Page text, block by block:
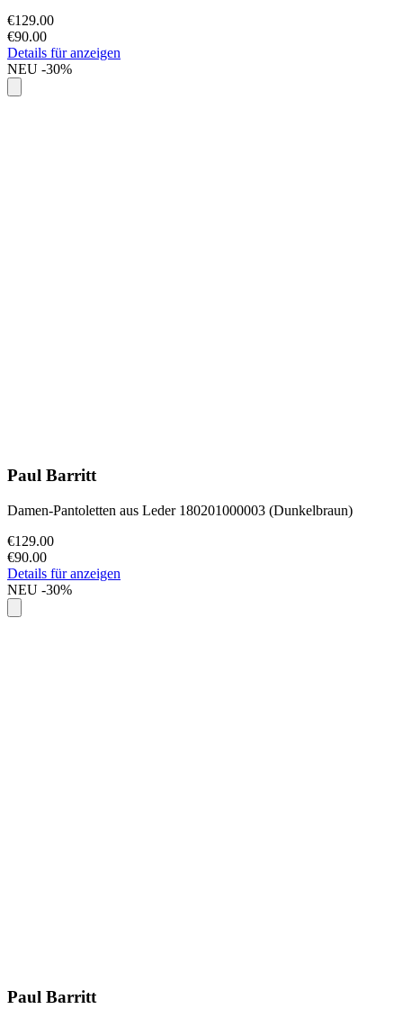
€129.00
€90.00
Details für anzeigen
NEU -30%
Paul Barritt
Damen-Pantoletten aus Leder 180201000003 (Dunkelbraun)
€129.00
€90.00
Details für anzeigen
NEU -30%
Paul Barritt